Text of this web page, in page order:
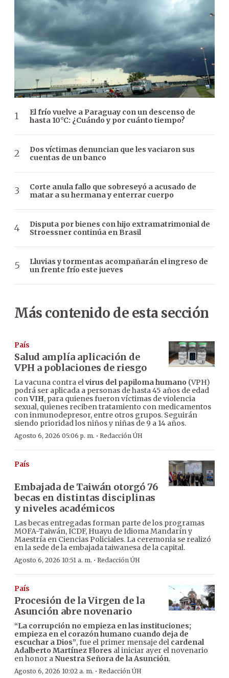
El frío vuelve a Paraguay con un descenso de
hasta 10°C: ¿Cuándo y por cuánto tiempo?
Dos víctimas denuncian que les vaciaron sus
cuentas de un banco
Corte anula fallo que sobreseyó a acusado de
matar a su hermana y enterrar cuerpo
Disputa por bienes con hijo extramatrimonial de
Stroessner continúa en Brasil
Lluvias y tormentas acompañarán el ingreso de
un frente frío este jueves
Más contenido de esta sección
País
Salud amplía aplicación de
VPH a poblaciones de riesgo
La vacuna contra elvirus del papiloma humano (VPH)
podrá ser aplicada a personas de hasta 45 años de edad
conVIH, para quienes fueron víctimas de violencia
sexual, quienes reciben tratamiento con medicamentos
con inmunodepresor, entre otros grupos. Seguirán
siendo prioridad los niños y niñas de 9 a 14 años.
Agosto 6, 2026 05:06 p. m. · Redacción ÚH
País
Embajada de Taiwán otorgó 76
becas en distintas disciplinas
y niveles académicos
Las becas entregadas forman parte de los programas
MOFA-Taiwán, ICDF, Huayu de Idioma Mandarín y
Maestría en Ciencias Policiales. La ceremonia se realizó
en la sede de la embajada taiwanesa de la capital.
Agosto 6, 2026 10:51 a. m. · Redacción ÚH
País
Procesión de la Virgen de la
Asunción abre novenario
“La corrupción no empieza en las instituciones;
empieza en el corazón humano cuando deja de
escuchar a Dios”, fue el primer mensaje del cardenal
Adalberto Martínez Flores al iniciar ayer el novenario
en honor aNuestra Señora de la Asunción.
Agosto 6, 2026 10:02 a. m. · Redacción ÚH